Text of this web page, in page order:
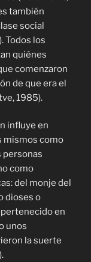
también
social
Todos los
quiénes
comenzaron
de que era el
1985).
influye en
mismos como
personas
como
del monje del
dioses o
en
unos
la suerte